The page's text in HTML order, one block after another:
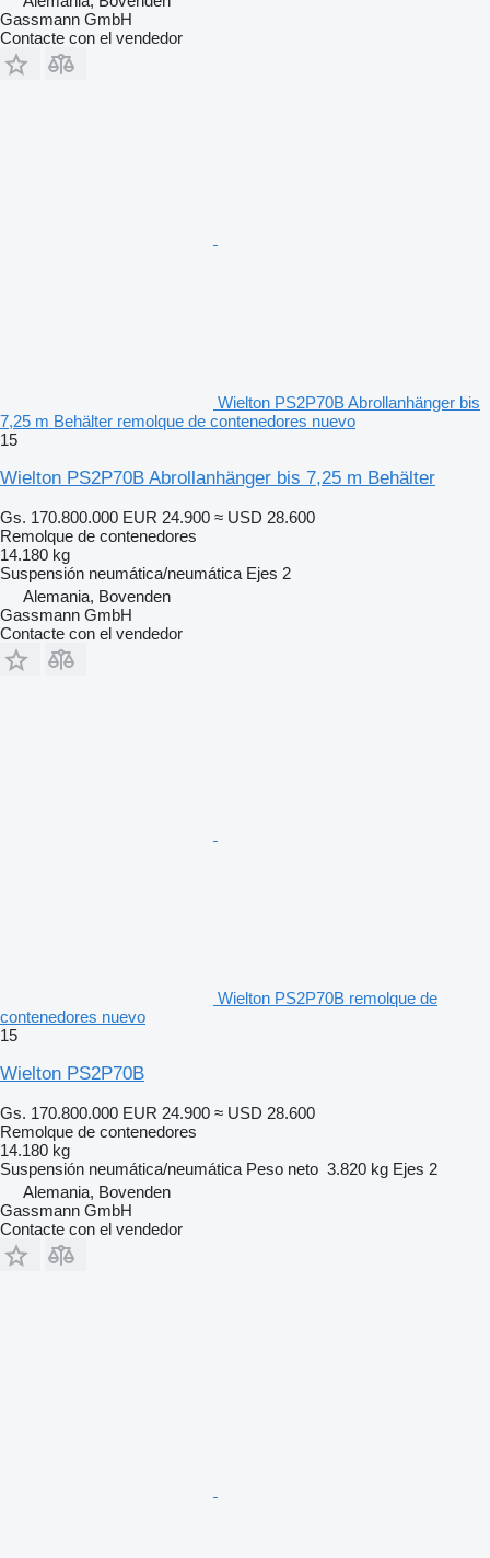
Gassmann GmbH
Contacte con el vendedor
Wielton PS2P70B Abrollanhänger bis
7,25 m Behälter remolque de contenedores nuevo
15
Wielton PS2P70B Abrollanhänger bis 7,25 m Behälter
Gs. 170.800.000 EUR 24.900 ≈ USD 28.600
Remolque de contenedores
14.180 kg
Suspensión neumática/neumática Ejes 2
Alemania, Bovenden
Gassmann GmbH
Contacte con el vendedor
Wielton PS2P70B remolque de
contenedores nuevo
15
Wielton PS2P70B
Gs. 170.800.000 EUR 24.900 ≈ USD 28.600
Remolque de contenedores
14.180 kg
Suspensión neumática/neumática Peso neto 3.820 kg Ejes 2
Alemania, Bovenden
Gassmann GmbH
Contacte con el vendedor